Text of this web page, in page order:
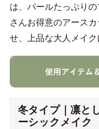
は、パールたっぷり
さんお得意のアース
せ、上品な大人メイク
冬タイプ｜凛と
ーシックメイク